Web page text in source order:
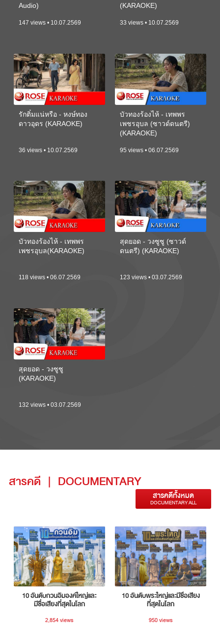
Audio)
147 views • 10.07.2569
(KARAOKE)
33 views • 10.07.2569
รักติ๋มแน่หรือ - หงษ์ทอง
ดาวอุดร (KARAOKE)
36 views • 10.07.2569
บัวทองร้องไห้ - เทพพร
เพชรอุบล (ซาวด์ดนตรี)
(KARAOKE)
95 views • 06.07.2569
บัวทองร้องไห้ - เทพพร
เพชรอุบล(KARAOKE)
118 views • 06.07.2569
สุดยอด - วงซูซู (ซาวด์
ดนตรี) (KARAOKE)
123 views • 03.07.2569
สุดยอด - วงซูซู
(KARAOKE)
132 views • 03.07.2569
สารคดี | DOCUMENTARY
สารคดีทั้งหมด
DOCUMENTARY ALL
10 อันดับกวนอิมองค์ใหญ่และ
มีชื่อเสียงที่สุดในโลก
2,854 views
10 อันดับพระใหญ่และมีชื่อเสียง
ที่สุดในโลก
950 views